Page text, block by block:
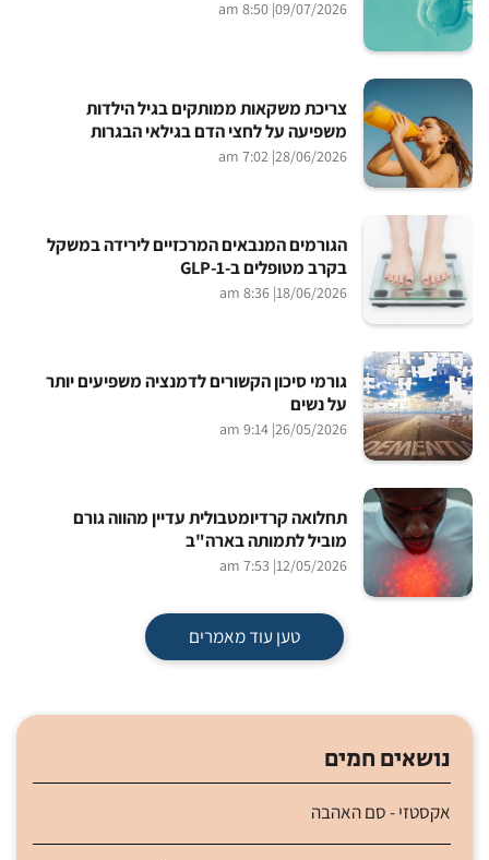
09/07/2026
| 8:50 am
צריכת משקאות ממותקים בגיל הילדות
משפיעה על לחצי הדם בגילאי הבגרות
28/06/2026
| 7:02 am
הגורמים המנבאים המרכזיים לירידה במשקל
בקרב מטופלים ב-GLP-1
18/06/2026
| 8:36 am
גורמי סיכון הקשורים לדמנציה משפיעים יותר
על נשים
26/05/2026
| 9:14 am
תחלואה קרדיומטבולית עדיין מהווה גורם
מוביל לתמותה בארה"ב
12/05/2026
| 7:53 am
טען עוד מאמרים
נושאים חמים
אקסטזי - סם האהבה